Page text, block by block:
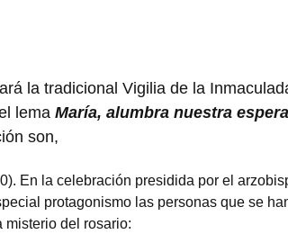
la tradicional Vigilia de la
lema María, alumbra nuestra
son,
En la celebración presidida por el
protagonismo las personas que se
misterio del rosario: